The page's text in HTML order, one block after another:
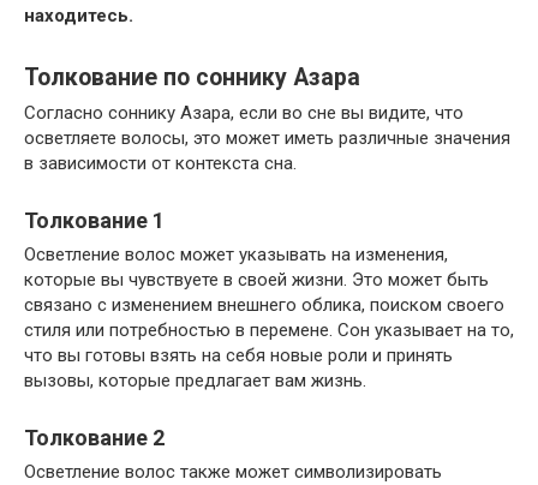
находитесь.
Толкование по соннику Азара
Согласно соннику Азара, если во сне вы видите, что
осветляете волосы, это может иметь различные значения
в зависимости от контекста сна.
Толкование 1
Осветление волос может указывать на изменения,
которые вы чувствуете в своей жизни. Это может быть
связано с изменением внешнего облика, поиском своего
стиля или потребностью в перемене. Сон указывает на то,
что вы готовы взять на себя новые роли и принять
вызовы, которые предлагает вам жизнь.
Толкование 2
Осветление волос также может символизировать